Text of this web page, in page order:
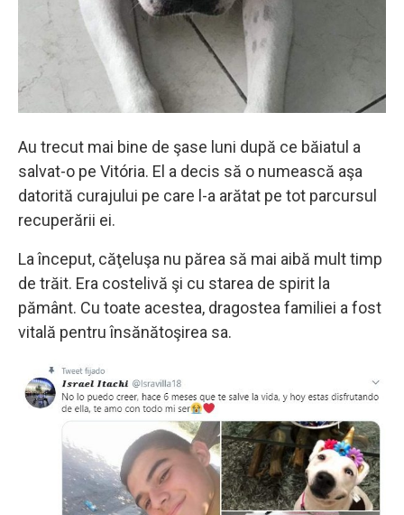
Au trecut mai bine de şase luni după ce băiatul a
salvat-o pe Vitória. El a decis să o numească aşa
datorită curajului pe care l-a arătat pe tot parcursul
recuperării ei.
La început, căţeluşa nu părea să mai aibă mult timp
de trăit. Era costelivă şi cu starea de spirit la
pământ. Cu toate acestea, dragostea familiei a fost
vitală pentru însănătoşirea sa.